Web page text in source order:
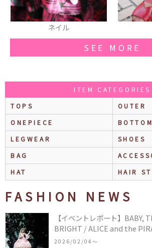
SEE MORE
ITEM CATEGORIES
TOPS
OUTER
ONEPIECE
LEGWEAR
SHOES
BAG
HAT
HAIR
FASHION NEWS
【イベントレポート】BABY,
BRIGHT / ALICE and the
COLLECTION in TOKYO
2026/02/04〜